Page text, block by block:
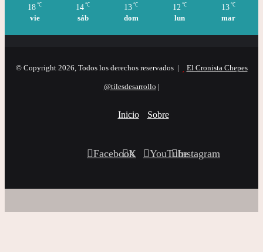
18 ℃
vie
14 ℃
sáb
13 ℃
dom
12 ℃
lun
13 ℃
mar
© Copyright 2026, Todos los derechos reservados | El Cronista Chepes
@tilesdesarrollo |
Inicio Sobre
Facebook
X YouTubeInstagram